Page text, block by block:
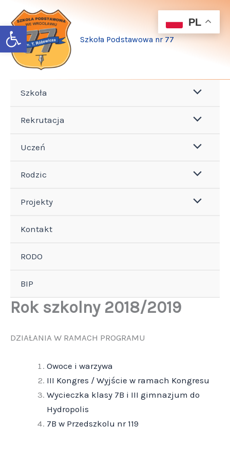
Open toolbar
Przejdź
treści
Szkoła Podstawowa nr 77
Szkoła
Rekrutacja
Uczeń
Rodzic
Projekty
Kontakt
RODO
BIP
Rok szkolny 2018/2019
DZIAŁANIA W RAMACH PROGRAMU
Owoce i warzywa
III Kongres / Wyjście w ramach Kongresu
Wycieczka klasy 7B i III gimnazjum do
Hydropolis
7B w Przedszkolu nr 119
PL